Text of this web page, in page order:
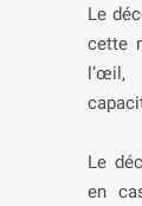
Le
cette
l’œil,
Le
en